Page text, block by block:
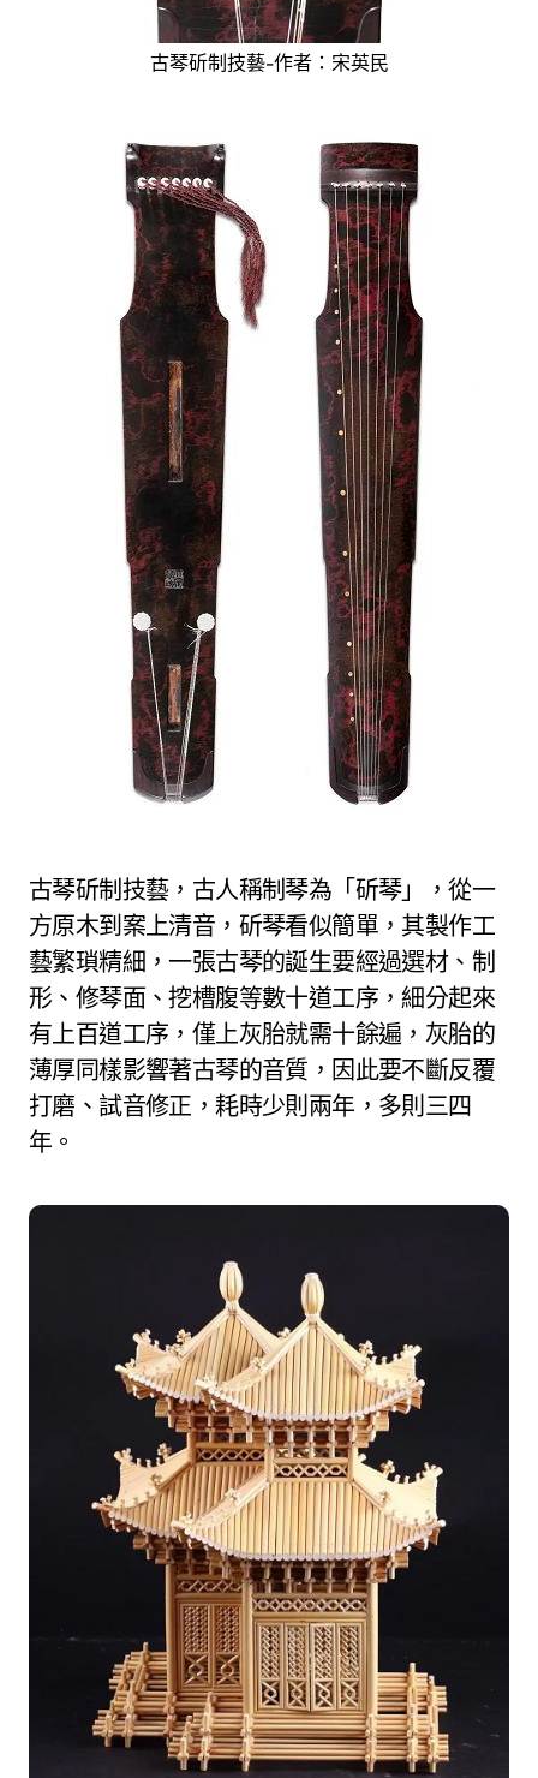
古琴斫制技藝-作者：宋英民
古琴斫制技藝，古人稱制琴為「斫琴」，從一
方原木到案上清音，斫琴看似簡單，其製作工
藝繁瑣精細，一張古琴的誕生要經過選材、制
形、修琴面、挖槽腹等數十道工序，細分起來
有上百道工序，僅上灰胎就需十餘遍，灰胎的
薄厚同樣影響著古琴的音質，因此要不斷反覆
打磨、試音修正，耗時少則兩年，多則三四
年。